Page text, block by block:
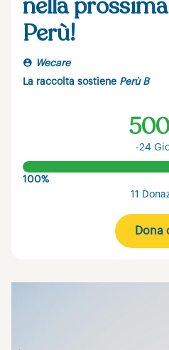
nella
Perù!
Wecare
La raccolta sostiene Perù B
-24
100%
11
Dona